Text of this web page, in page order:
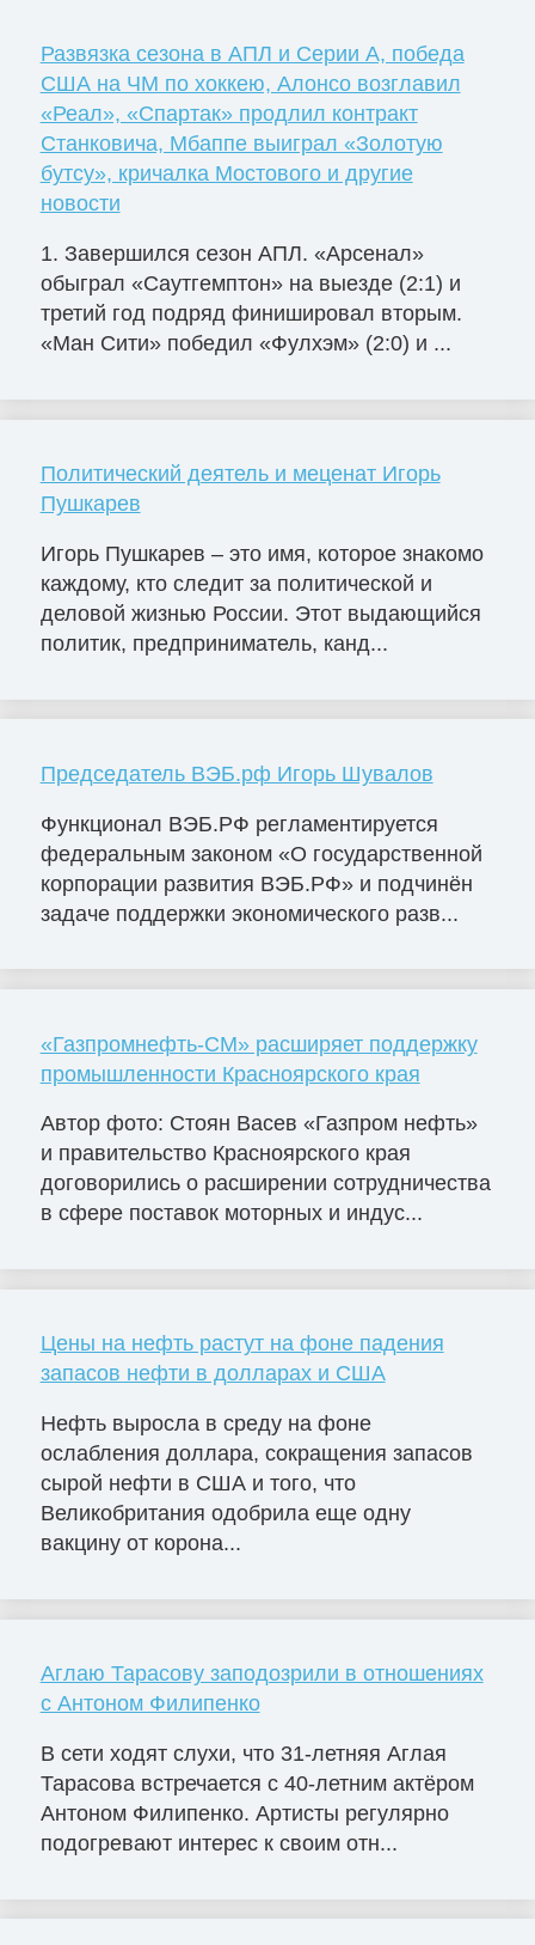
Развязка сезона в АПЛ и Серии А, победа
США на ЧМ по хоккею, Алонсо возглавил
«Реал», «Спартак» продлил контракт
Станковича, Мбаппе выиграл «Золотую
бутсу», кричалка Мостового и другие
новости
1. Завершился сезон АПЛ. «Арсенал»
обыграл «Саутгемптон» на выезде (2:1) и
третий год подряд финишировал вторым.
«Ман Сити» победил «Фулхэм» (2:0) и ...
Политический деятель и меценат Игорь
Пушкарев
Игорь Пушкарев – это имя, которое знакомо
каждому, кто следит за политической и
деловой жизнью России. Этот выдающийся
политик, предприниматель, канд...
Председатель ВЭБ.рф Игорь Шувалов
Функционал ВЭБ.РФ регламентируется
федеральным законом «О государственной
корпорации развития ВЭБ.РФ» и подчинён
задаче поддержки экономического разв...
«Газпромнефть-СМ» расширяет поддержку
промышленности Красноярского края
Автор фото: Стоян Васев «Газпром нефть»
и правительство Красноярского края
договорились о расширении сотрудничества
в сфере поставок моторных и индус...
Цены на нефть растут на фоне падения
запасов нефти в долларах и США
Нефть выросла в среду на фоне
ослабления доллара, сокращения запасов
сырой нефти в США и того, что
Великобритания одобрила еще одну
вакцину от корона...
Аглаю Тарасову заподозрили в отношениях
с Антоном Филипенко
В сети ходят слухи, что 31-летняя Аглая
Тарасова встречается с 40-летним актёром
Антоном Филипенко. Артисты регулярно
подогревают интерес к своим отн...